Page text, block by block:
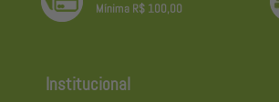
Institucional